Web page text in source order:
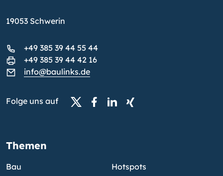
19053 Schwerin
+49 385 39 44 55 44
+49 385 39 44 42 16
info@baulinks.de
Folge uns auf
Themen
Bau
Hotspots